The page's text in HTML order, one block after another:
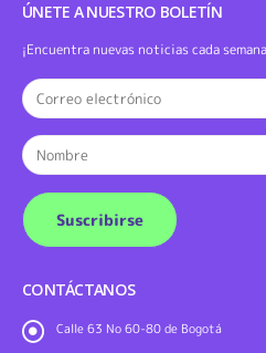
ÚNETE A NUESTRO BOLETÍN
¡Encuentra nuevas noticias cada
CONTÁCTANOS
Calle 63 No 60-80 de Bogotá